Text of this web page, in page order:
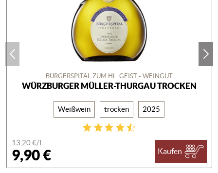
BÜRGERSPITAL ZUM HL. GEIST - WEINGUT
WÜRZBURGER MÜLLER-THURGAU TROCKEN
Weißwein trocken 2025
13,20 €/L
9,90 € Kaufen